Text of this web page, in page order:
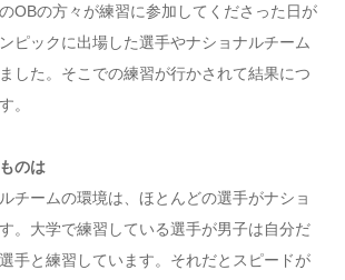
OBの方々が練習に参加してくださった日が
ピックに出場した選手やナショナルチーム
した。そこでの練習が行かされて結果につ
。
のは
チームの環境は、ほとんどの選手がナショ
。大学で練習している選手が男子は自分だ
手と練習しています。それだとスピードが